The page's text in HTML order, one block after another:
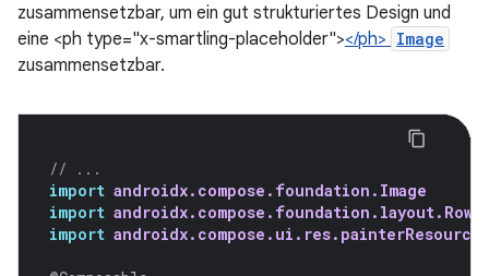
zusammensetzbar, um ein gut strukturiertes Design und
eine <ph type="x-smartling-placeholder"></ph> Image
zusammensetzbar.
// ...
import androidx.compose.foundation.Image
import androidx.compose.foundation.layout.Row
import androidx.compose.ui.res.painterResource